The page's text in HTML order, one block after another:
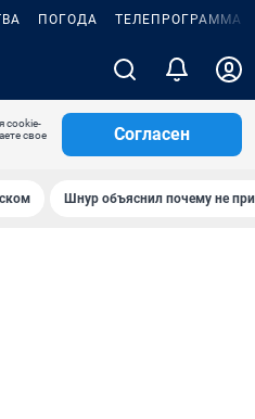
ПОГОДА ТЕЛЕПРОГРАММА
cookie-
свое
Согласен
Шнур объяснил почему не